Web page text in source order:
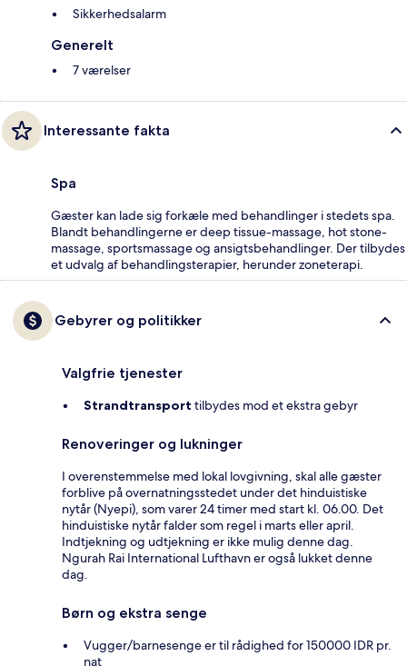
Sikkerhedsalarm
Generelt
7 værelser
Interessante fakta
Spa
Gæster kan lade sig forkæle med behandlinger i stedets spa.
Blandt behandlingerne er deep tissue-massage, hot stone-
massage, sportsmassage og ansigtsbehandlinger. Der tilbydes
et udvalg af behandlingsterapier, herunder zoneterapi.
Gebyrer og politikker
Valgfrie tjenester
Strandtransport tilbydes mod et ekstra gebyr
Renoveringer og lukninger
I overenstemmelse med lokal lovgivning, skal alle gæster
forblive på overnatningsstedet under det hinduistiske
nytår (Nyepi), som varer 24 timer med start kl. 06.00. Det
hinduistiske nytår falder som regel i marts eller april.
Indtjekning og udtjekning er ikke mulig denne dag.
Ngurah Rai International Lufthavn er også lukket denne
dag.
Børn og ekstra senge
Vugger/barnesenge er til rådighed for 150000 IDR pr.
nat